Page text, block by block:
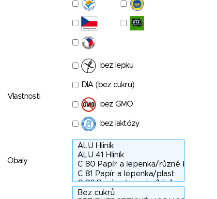
Vlastnosti
bez lepku
DIA (bez cukru)
bez GMO
bez laktózy
Obaly